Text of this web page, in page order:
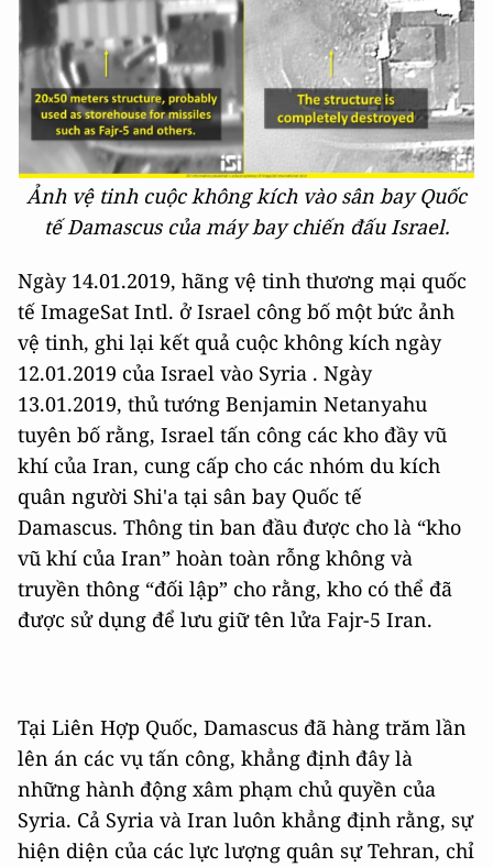
Ảnh vệ tinh cuộc không kích vào sân bay Quốc
tế Damascus của máy bay chiến đấu Israel.
Ngày 14.01.2019, hãng vệ tinh thương mại quốc
tế ImageSat Intl. ở Israel công bố một bức ảnh
vệ tinh, ghi lại kết quả cuộc không kích ngày
12.01.2019 của Israel vào Syria . Ngày
13.01.2019, thủ tướng Benjamin Netanyahu
tuyên bố rằng, Israel tấn công các kho đầy vũ
khí của Iran, cung cấp cho các nhóm du kích
quân người Shi'a tại sân bay Quốc tế
Damascus. Thông tin ban đầu được cho là “kho
vũ khí của Iran” hoàn toàn rỗng không và
truyền thông “đối lập” cho rằng, kho có thể đã
được sử dụng để lưu giữ tên lửa Fajr-5 Iran.
Tại Liên Hợp Quốc, Damascus đã hàng trăm lần
lên án các vụ tấn công, khẳng định đây là
những hành động xâm phạm chủ quyền của
Syria. Cả Syria và Iran luôn khẳng định rằng, sự
hiện diện của các lực lượng quân sự Tehran, chỉ